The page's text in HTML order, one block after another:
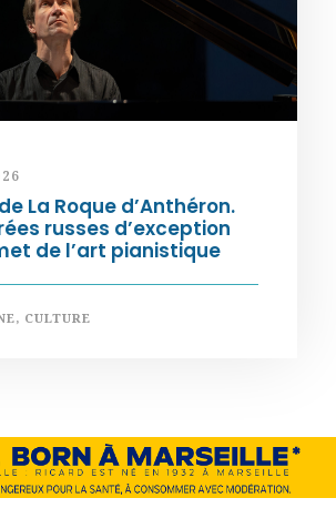
La Roque d’Anthéron.
russes d’exception
de l’art pianistique
, CULTURE